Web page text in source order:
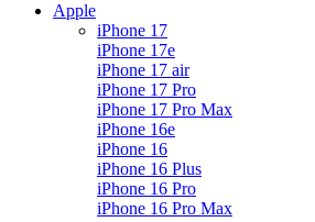
Apple
iPhone 17
iPhone 17e
iPhone 17 air
iPhone 17 Pro
iPhone 17 Pro Max
iPhone 16e
iPhone 16
iPhone 16 Plus
iPhone 16 Pro
iPhone 16 Pro Max